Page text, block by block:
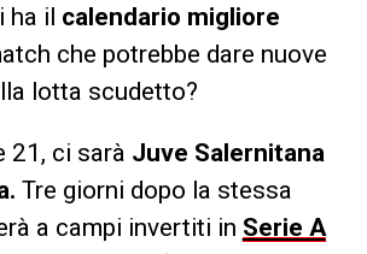
ha il calendario migliore
che potrebbe dare nuove
lotta scudetto?
21, ci sarà Juve Salernitana
Tre giorni dopo la stessa
a campi invertiti in Serie A